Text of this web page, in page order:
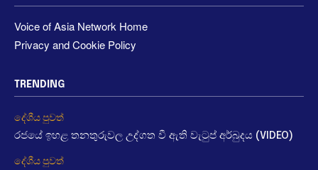
Voice of Asia Network Home
Privacy and Cookie Policy
TRENDING
දේශීය පුවත්
රජයේ ඉහළ තනතුරුවල උද්ගත වී ඇති වැටුප් අර්බුදය (VIDEO)
දේශීය පුවත්